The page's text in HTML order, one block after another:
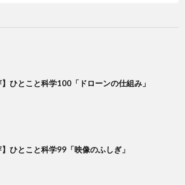
】ひとこと科学100「ドローンの仕組み」
】ひとこと科学99「映像のふしぎ」